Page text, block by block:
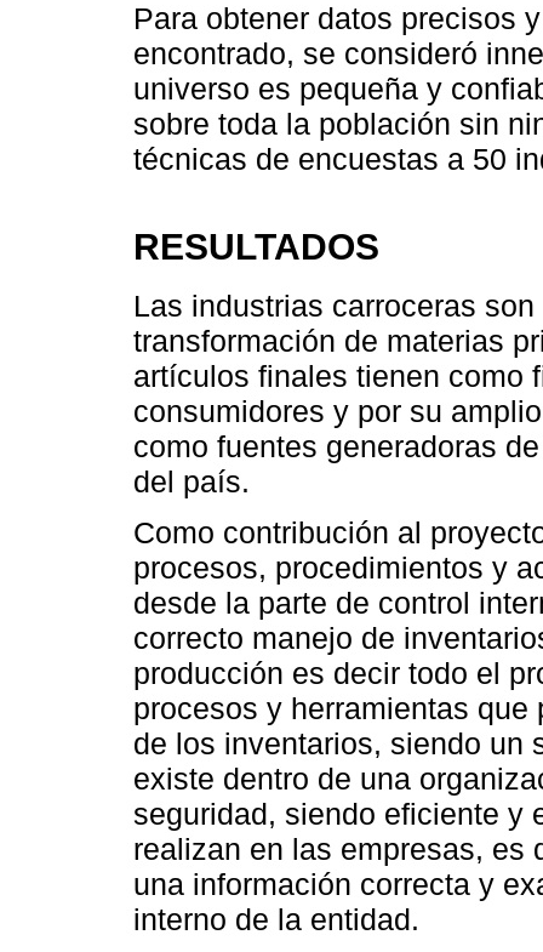
Para obtener datos precisos
encontrado, se consideró
universo es pequeña y
sobre toda la población sin
técnicas de encuestas a 50
RESULTADOS
Las industrias carroceras
transformación de materias
artículos finales tienen como
consumidores y por su
como fuentes generadoras
del país.
Como contribución al
procesos, procedimientos y
desde la parte de control
correcto manejo de
producción es decir todo el
procesos y herramientas
de los inventarios, siendo un
existe dentro de una
seguridad, siendo eficiente y
realizan en las empresas, es
una información correcta y
interno de la entidad.